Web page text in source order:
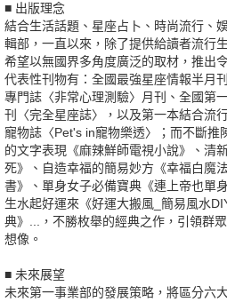
■ 出版理念
結合生活話題、星座占卜、時尚流行、
輯部，一直以來，除了提供給讀者流行
希望以無國界多角度廣泛的取材，推出
代表性刊物有：全國最強星座情報半月
專門誌〈非常心理測驗〉月刊、全國第
刊〈完全星座誌〉，以及第一本結合流
寵物誌〈Pet's in寵物樂透〉；而不斷推
的文字表現《麻辣鮮師電視小說》、清
死》、自造幸福的簡易妙方《幸福白魔
書》、單身女子必備寶典《連上帝也單
生水起好運來《好運大搬風_簡易風水
典》...，不勝枚舉的經典之作，引領群
想像。
■ 未來展望
未來第一事業部的發展策略，將區分六